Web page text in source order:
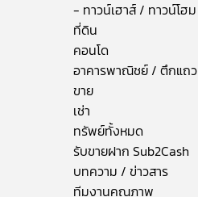
- ทาวน์เฮาส์ / ทาวน์โฮม
ที่ดิน
คอนโด
อาคารพาณิชย์ / ตึกแถว
ขาย
เช่า
ทรัพย์ทั้งหมด
รับขายฝาก Sub2Cash
บทความ / ข่าวสาร
ทีมงานคุณภาพ